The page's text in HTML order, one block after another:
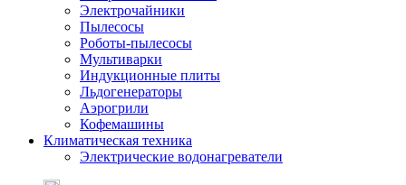
Электрочайники
Пылесосы
Роботы-пылесосы
Мультиварки
Индукционные плиты
Льдогенераторы
Аэрогрили
Кофемашины
Климатическая техника
Электрические водонагреватели